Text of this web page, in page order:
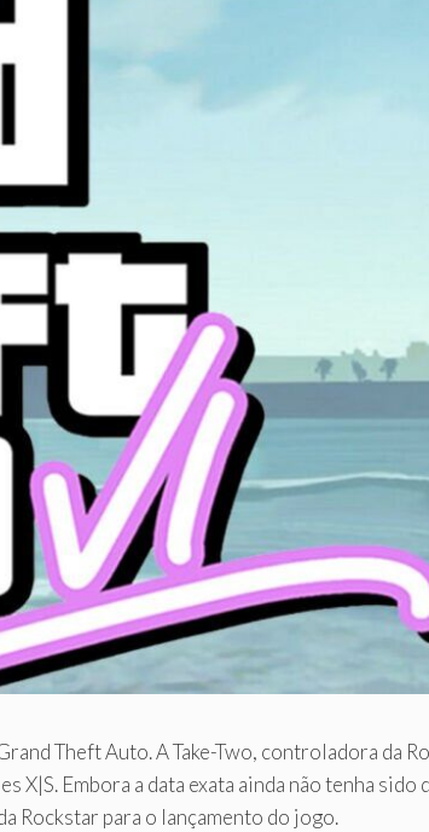
Theft Auto. A Take-Two, controladora da
Embora a data exata ainda não tenha sido
Rockstar para o lançamento do jogo.